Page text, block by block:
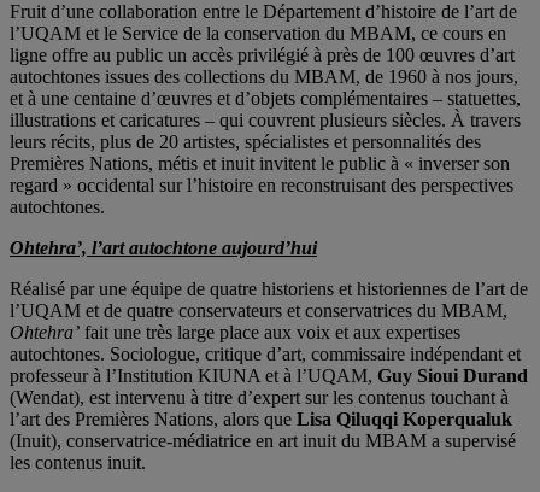
Fruit d’une collaboration entre le Département d’histoire de l’art de
l’UQAM et le Service de la conservation du MBAM, ce cours en
ligne offre au public un accès privilégié à près de 100 œuvres d’art
autochtones issues des collections du MBAM, de 1960 à nos jours,
et à une centaine d’œuvres et d’objets complémentaires – statuettes,
illustrations et caricatures – qui couvrent plusieurs siècles. À travers
leurs récits, plus de 20 artistes, spécialistes et personnalités des
Premières Nations, métis et inuit invitent le public à « inverser son
regard » occidental sur l’histoire en reconstruisant des perspectives
autochtones.
Ohtehra’, l’art autochtone aujourd’hui
Réalisé par une équipe de quatre historiens et historiennes de l’art de
l’UQAM et de quatre conservateurs et conservatrices du MBAM,
Ohtehra’ fait une très large place aux voix et aux expertises
autochtones. Sociologue, critique d’art, commissaire indépendant et
professeur à l’Institution KIUNA et à l’UQAM, Guy Sioui Durand
(Wendat), est intervenu à titre d’expert sur les contenus touchant à
l’art des Premières Nations, alors que Lisa Qiluqqi Koperqualuk
(Inuit), conservatrice-médiatrice en art inuit du MBAM a supervisé
les contenus inuit.